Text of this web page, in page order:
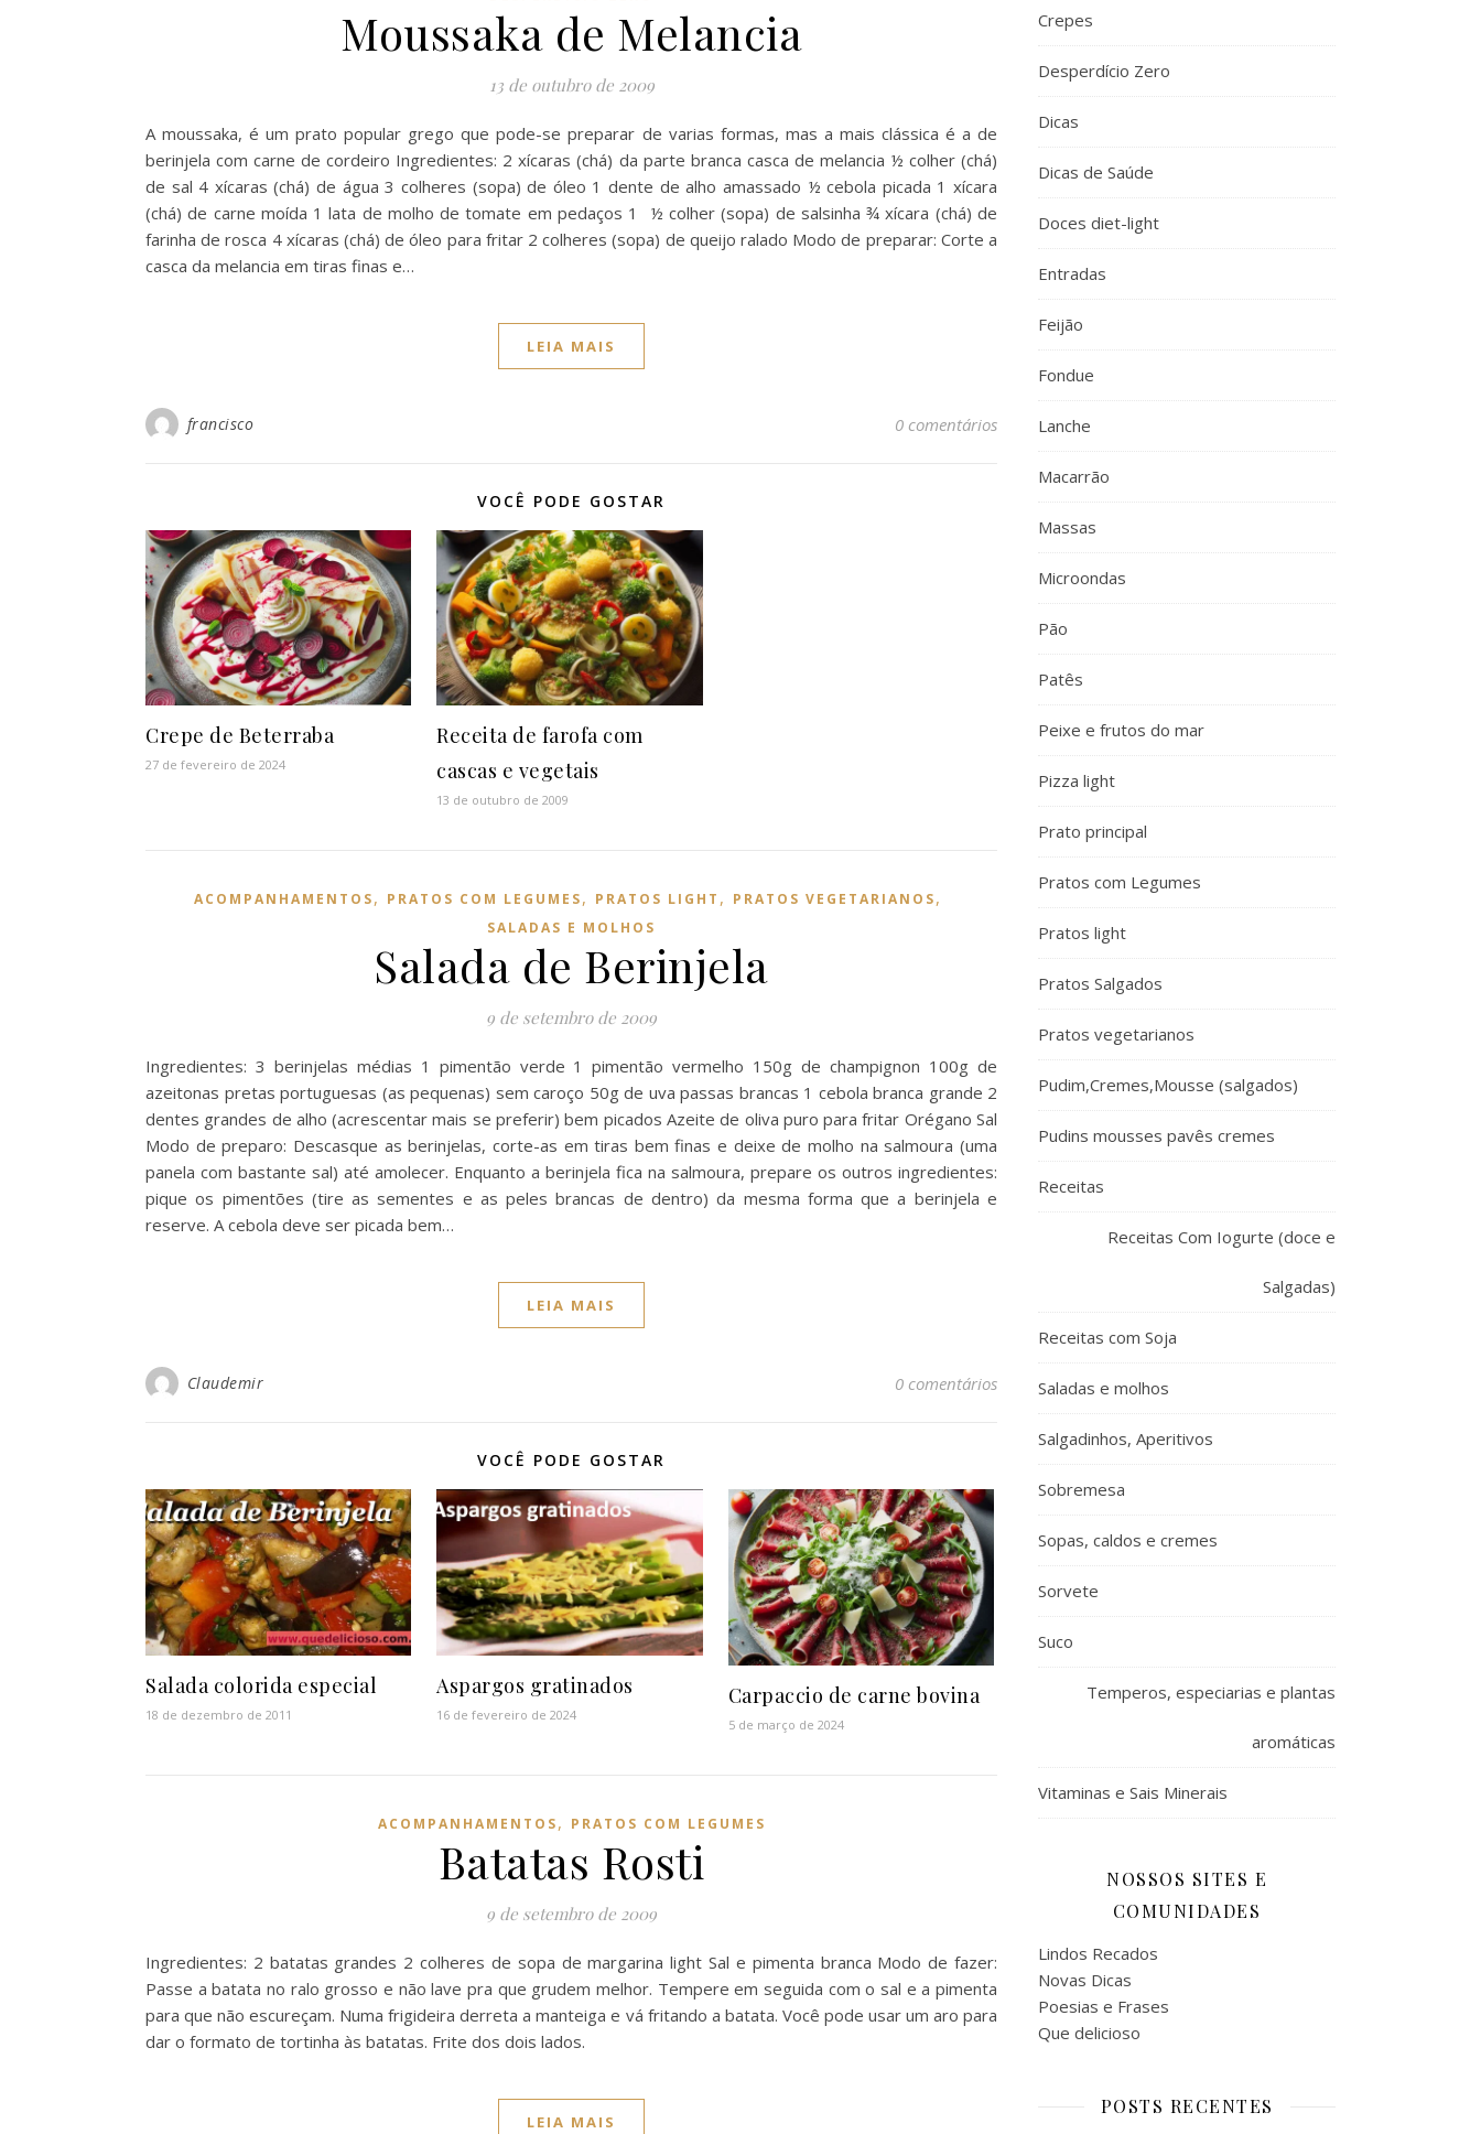
Moussaka de Melancia
13 de outubro de 2009
A moussaka, é um prato popular grego que pode-se preparar de varias formas, mas a mais clássica é a de
berinjela com carne de cordeiro Ingredientes: 2 xícaras (chá) da parte branca casca de melancia ½ colher (chá)
de sal 4 xícaras (chá) de água 3 colheres (sopa) de óleo 1 dente de alho amassado ½ cebola picada 1 xícara
(chá) de carne moída 1 lata de molho de tomate em pedaços 1 ½ colher (sopa) de salsinha ¾ xícara (chá) de
farinha de rosca 4 xícaras (chá) de óleo para fritar 2 colheres (sopa) de queijo ralado Modo de preparar: Corte a
casca da melancia em tiras finas e…
LEIA MAIS
francisco 0 comentários
VOCÊ PODE GOSTAR
Crepe de Beterraba
27 de fevereiro de 2024
Receita de farofa com
cascas e vegetais
13 de outubro de 2009
ACOMPANHAMENTOS, PRATOS COM LEGUMES, PRATOS LIGHT , PRATOS VEGETARIANOS,
SALADAS E MOLHOS
Salada de Berinjela
9 de setembro de 2009
Ingredientes: 3 berinjelas médias 1 pimentão verde 1 pimentão vermelho 150g de champignon 100g de
azeitonas pretas portuguesas (as pequenas) sem caroço 50g de uva passas brancas 1 cebola branca grande 2
dentes grandes de alho (acrescentar mais se preferir) bem picados Azeite de oliva puro para fritar Orégano Sal
Modo de preparo: Descasque as berinjelas, corte-as em tiras bem finas e deixe de molho na salmoura (uma
panela com bastante sal) até amolecer. Enquanto a berinjela fica na salmoura, prepare os outros ingredientes:
pique os pimentões (tire as sementes e as peles brancas de dentro) da mesma forma que a berinjela e
reserve. A cebola deve ser picada bem…
LEIA MAIS
Claudemir 0 comentários
VOCÊ PODE GOSTAR
Salada colorida especial
18 de dezembro de 2011
Aspargos gratinados
16 de fevereiro de 2024
Carpaccio de carne bovina
5 de março de 2024
ACOMPANHAMENTOS, PRATOS COM LEGUMES
Batatas Rosti
9 de setembro de 2009
Ingredientes: 2 batatas grandes 2 colheres de sopa de margarina light Sal e pimenta branca Modo de fazer:
Passe a batata no ralo grosso e não lave pra que grudem melhor. Tempere em seguida com o sal e a pimenta
para que não escureçam. Numa frigideira derreta a manteiga e vá fritando a batata. Você pode usar um aro para
dar o formato de tortinha às batatas. Frite dos dois lados.
LEIA MAIS
Crepes
Desperdício Zero
Dicas
Dicas de Saúde
Doces diet-light
Entradas
Feijão
Fondue
Lanche
Macarrão
Massas
Microondas
Pão
Patês
Peixe e frutos do mar
Pizza light
Prato principal
Pratos com Legumes
Pratos light
Pratos Salgados
Pratos vegetarianos
Pudim,Cremes,Mousse (salgados)
Pudins mousses pavês cremes
Receitas
Receitas Com Iogurte (doce e
Salgadas)
Receitas com Soja
Saladas e molhos
Salgadinhos, Aperitivos
Sobremesa
Sopas, caldos e cremes
Sorvete
Suco
Temperos, especiarias e plantas
aromáticas
Vitaminas e Sais Minerais
NOSSOS SITES E
COMUNIDADES
Lindos Recados
Novas Dicas
Poesias e Frases
Que delicioso
POSTS RECENTES